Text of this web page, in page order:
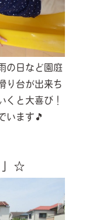
の日など園庭
り台が出来ち
くと大喜び！
います🎵
」☆